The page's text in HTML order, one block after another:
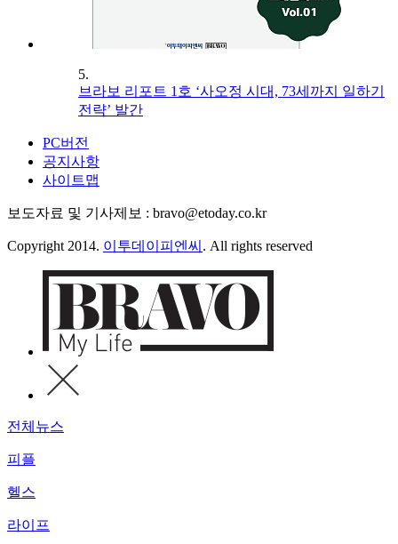
5.
브라보 리포트 1호 ‘사오정 시대, 73세까지 일하기
전략’ 발간
PC버전
공지사항
사이트맵
보도자료 및 기사제보 : bravo@etoday.co.kr
Copyright 2014. 이투데이피엔씨 . All rights reserved
전체뉴스
피플
헬스
라이프